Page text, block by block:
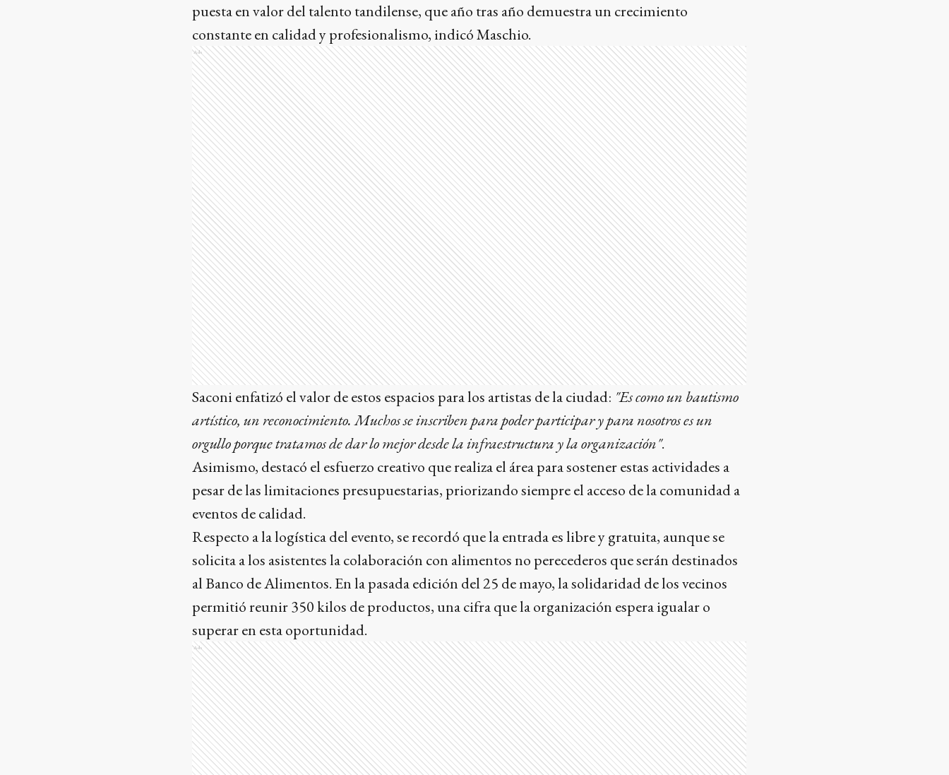
puesta en valor del talento tandilense, que año tras año demuestra un crecimiento
constante en calidad y profesionalismo, indicó Maschio.
Ads
Saconi enfatizó el valor de estos espacios para los artistas de la ciudad: "Es como un bautismo
artístico, un reconocimiento. Muchos se inscriben para poder participar y para nosotros es un
orgullo porque tratamos de dar lo mejor desde la infraestructura y la organización".
Asimismo, destacó el esfuerzo creativo que realiza el área para sostener estas actividades a
pesar de las limitaciones presupuestarias, priorizando siempre el acceso de la comunidad a
eventos de calidad.
Respecto a la logística del evento, se recordó que la entrada es libre y gratuita, aunque se
solicita a los asistentes la colaboración con alimentos no perecederos que serán destinados
al Banco de Alimentos. En la pasada edición del 25 de mayo, la solidaridad de los vecinos
permitió reunir 350 kilos de productos, una cifra que la organización espera igualar o
superar en esta oportunidad.
Ads